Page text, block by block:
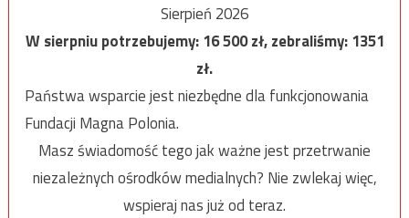
Sierpień 2026
W sierpniu potrzebujemy:16 500zł, zebraliśmy:1351
zł.
Państwa wsparcie jest niezbędne dla funkcjonowania
Fundacji Magna Polonia.
Masz świadomość tego jak ważne jest przetrwanie
niezależnych ośrodków medialnych? Nie zwlekaj więc,
wspieraj nas już od teraz.